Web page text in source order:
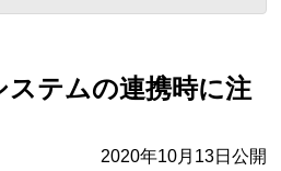
テムの連携時に注
2020年10月13日公開